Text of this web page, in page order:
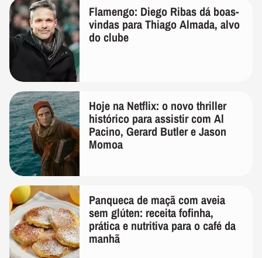
Flamengo: Diego Ribas dá boas-
vindas para Thiago Almada, alvo
do clube
Hoje na Netflix: o novo thriller
histórico para assistir com Al
Pacino, Gerard Butler e Jason
Momoa
Panqueca de maçã com aveia
sem glúten: receita fofinha,
prática e nutritiva para o café da
manhã